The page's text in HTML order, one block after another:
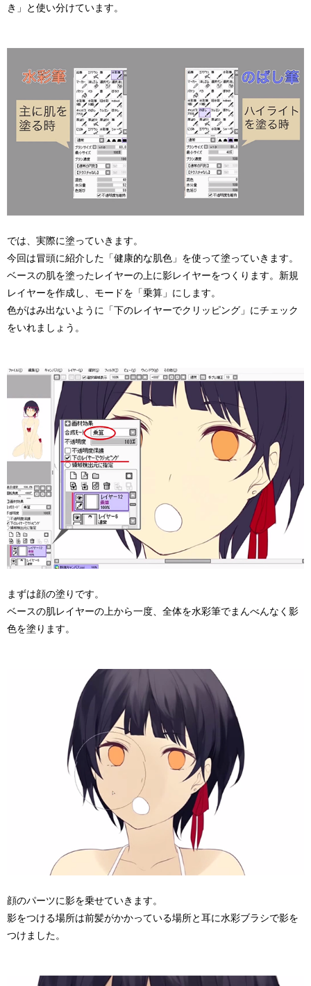
き」と使い分けています。
では、実際に塗っていきます。
今回は冒頭に紹介した「健康的な肌色」を使って塗っていきます。
ベースの肌を塗ったレイヤーの上に影レイヤーをつくります。新規
レイヤーを作成し、モードを「乗算」にします。
色がはみ出ないように「下のレイヤーでクリッピング」にチェック
をいれましょう。
まずは顔の塗りです。
ベースの肌レイヤーの上から一度、全体を水彩筆でまんべんなく影
色を塗ります。
顔のパーツに影を乗せていきます。
影をつける場所は前髪がかかっている場所と耳に水彩ブラシで影を
つけました。